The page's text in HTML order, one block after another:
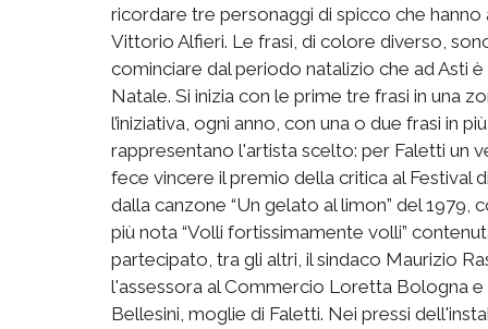
ricordare tre personaggi di spicco che
Vittorio Alfieri. Le frasi, di colore diverso,
cominciare dal periodo natalizio che ad Asti
Natale. Si inizia con le prime tre frasi in una
l’iniziativa, ogni anno, con una o due frasi in
rappresentano l'artista scelto: per Faletti un
fece vincere il premio della critica al Festival
dalla canzone “Un gelato al limon” del
più nota “Volli fortissimamente volli”
partecipato, tra gli altri, il sindaco Maurizio
l'assessora al Commercio Loretta Bologna
Bellesini, moglie di Faletti. Nei pressi